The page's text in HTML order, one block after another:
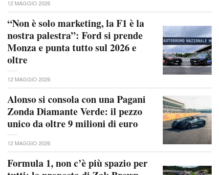
12 MAGGIO 2026
“Non è solo marketing, la F1 è la
nostra palestra”: Ford si prende
Monza e punta tutto sul 2026 e
oltre
12 MAGGIO 2026
Alonso si consola con una Pagani
Zonda Diamante Verde: il pezzo
unico da oltre 9 milioni di euro
12 MAGGIO 2026
Formula 1, non c’è più spazio per